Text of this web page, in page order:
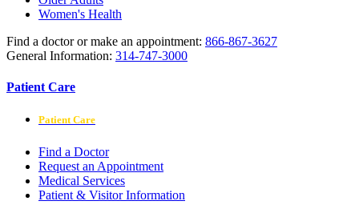
Women's Health
Find a doctor or make an appointment: 866-867-3627
General Information: 314-747-3000
Patient Care
Patient Care
Find a Doctor
Request an Appointment
Medical Services
Patient & Visitor Information